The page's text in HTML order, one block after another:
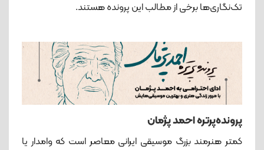
تک‌نگاری‌ها برخی از مطالب این پرونده هستند.
پرونده‌پرتره احمد پژمان
کمتر هنرمند بزرگ موسیقی ایرانی معاصر است که وامدار یا